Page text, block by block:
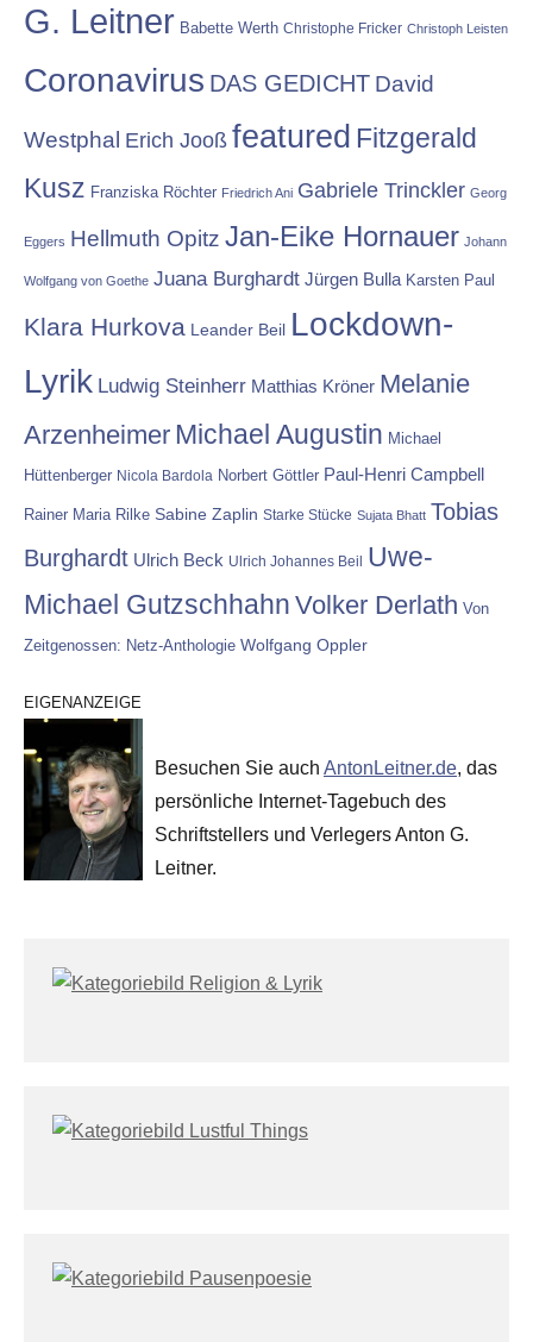
G. Leitner Babette Werth Christophe Fricker Christoph Leisten
Coronavirus DAS GEDICHT David
Westphal Erich Jooß featured Fitzgerald
Kusz Franziska Röchter Friedrich Ani Gabriele Trinckler Georg
Eggers Hellmuth Opitz Jan-Eike Hornauer Johann
Wolfgang von Goethe Juana Burghardt Jürgen Bulla Karsten Paul
Klara Hurkova Leander Beil Lockdown-
Lyrik Ludwig Steinherr Matthias Kröner Melanie
Arzenheimer Michael Augustin Michael
Hüttenberger Nicola Bardola Norbert Göttler Paul-Henri Campbell
Rainer Maria Rilke Sabine Zaplin Starke Stücke Sujata Bhatt Tobias
Burghardt Ulrich Beck Ulrich Johannes Beil
Uwe-
Michael Gutzschhahn Volker Derlath Von
Zeitgenossen: Netz-Anthologie Wolfgang Oppler
EIGENANZEIGE
Besuchen Sie auch AntonLeitner.de, das
persönliche Internet-Tagebuch des
Schriftstellers und Verlegers Anton G.
Leitner.